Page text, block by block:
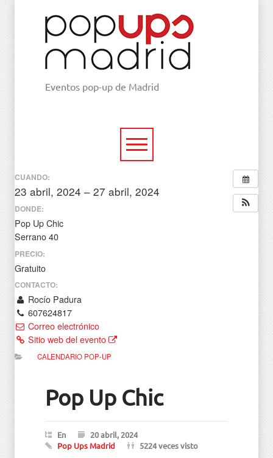
Eventos pop-up de Madrid
CUANDO:
23 abril, 2024 – 27 abril, 2024
DONDE:
Pop Up Chic
Serrano 40
PRECIO:
Gratuito
CONTACTO:
Rocío Padura
607624817
Correo electrónico
Sitio web del evento
CALENDARIO POP-UP
Pop Up Chic
En
20 abril, 2024
Pop Ups Madrid
5224 veces visto